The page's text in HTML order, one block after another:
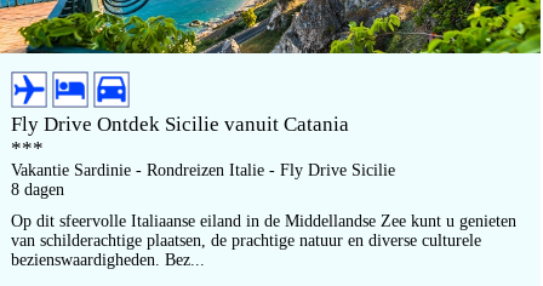
Fly Drive Ontdek Sicilie vanuit Catania
***
Vakantie Sardinie - Rondreizen Italie - Fly Drive Sicilie
8 dagen
Op dit sfeervolle Italiaanse eiland in de Middellandse Zee kunt u genieten
van schilderachtige plaatsen, de prachtige natuur en diverse culturele
bezienswaardigheden. Bez...